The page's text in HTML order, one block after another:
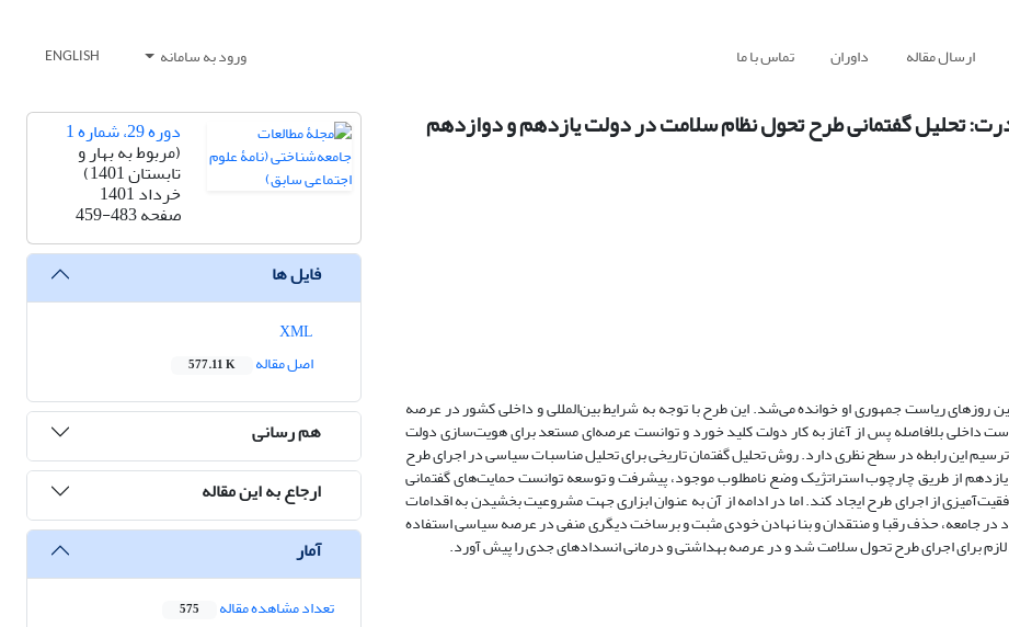
ارسال مقاله داوران تماس با ما ورود به سامانه ENGLISH
تحلیل گفتمانی طرح تحول نظام سلامت در دولت یازدهم و دوازدهم
روزهای ریاست جمهوری او خوانده می‌شد. این طرح با توجه به شرایط بین‌المللی و داخلی کشور در عرصه
داخلی بلافاصله پس از آغاز به کار دولت کلید خورد و توانست عرصه‌ای مستعد برای هویت‌سازی دولت
این رابطه در سطح نظری دارد. روش تحلیل گفتمان تاریخی برای تحلیل مناسبات سیاسی در اجرای طرح
از طریق چارچوب استراتژیک وضع نامطلوب موجود، پیشرفت و توسعه توانست حمایت‌‌های گفتمانی
از اجرای طرح ایجاد کند. اما در ادامه از آن به عنوان ابزاری جهت مشروعیت بخشیدن به اقدامات
جامعه، حذف رقبا و منتقدان و بنا نهادن خودی مثبت و برساخت دیگری منفی در عرصه سیاسی استفاده
برای اجرای طرح تحول سلامت شد و در عرصه بهداشتی و درمانی انسداد‌‌های جدی را پیش آورد.
دوره 29، شماره 1
(مربوط به بهار و
تابستان 1401)
خرداد 1401
صفحه459-483
فایل ها
اصل مقاله
577.11 K
هم رسانی
ارجاع به این مقاله
آمار
تعداد مشاهده مقاله 575